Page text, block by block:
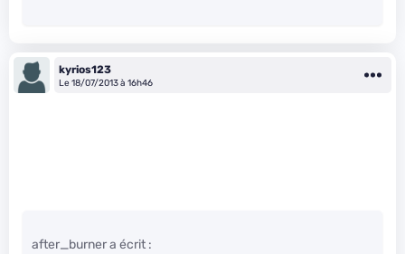
kyrios123
Le 18/07/2013 à 16h46
after_burner a écrit :